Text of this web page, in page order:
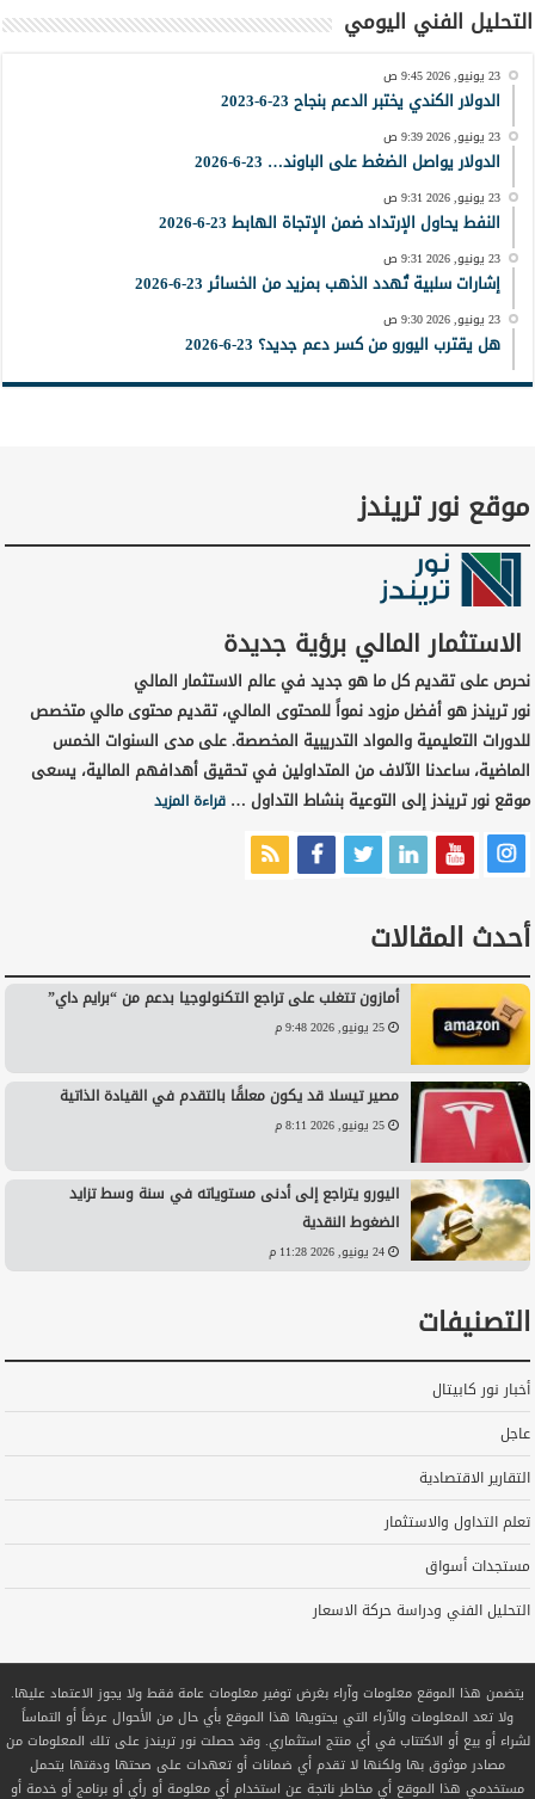
التحليل الفني اليومي
23 يونيو, 2026 9:45 ص
الدولار الكندي يختبر الدعم بنجاح 23-6-2023
23 يونيو, 2026 9:39 ص
الدولار يواصل الضغط على الباوند… 23-6-2026
23 يونيو, 2026 9:31 ص
النفط يحاول الإرتداد ضمن الإتجاة الهابط 23-6-2026
23 يونيو, 2026 9:31 ص
إشارات سلبية تُهدد الذهب بمزيد من الخسائر 23-6-2026
23 يونيو, 2026 9:30 ص
هل يقترب اليورو من كسر دعم جديد؟ 23-6-2026
موقع نور تريندز
الاستثمار المالي برؤية جديدة
نحرص على تقديم كل ما هو جديد في عالم الاستثمار المالي
نور تريندز هو أفضل مزود نمواً للمحتوى المالي، تقديم محتوى مالي متخصص
للدورات التعليمية والمواد التدريبية المخصصة. على مدى السنوات الخمس
الماضية، ساعدنا الآلاف من المتداولين في تحقيق أهدافهم المالية، يسعى
موقع نور تريندز إلى التوعية بنشاط التداول …قراءة المزيد
أحدث المقالات
أمازون تتغلب على تراجع التكنولوجيا بدعم من “برايم داي”
25 يونيو, 2026 9:48 م
مصير تيسلا قد يكون معلقًا بالتقدم في القيادة الذاتية
25 يونيو, 2026 8:11 م
اليورو يتراجع إلى أدنى مستوياته في سنة وسط تزايد
الضغوط النقدية
24 يونيو, 2026 11:28 م
التصنيفات
أخبار نور كابيتال
عاجل
التقارير الاقتصادية
تعلم التداول والاستثمار
مستجدات أسواق
التحليل الفني ودراسة حركة الاسعار
يتضمن هذا الموقع معلومات وآراء بغرض توفير معلومات عامة فقط ولا يجوز الاعتماد عليها.
ولا تعد المعلومات والآراء التي يحتويها هذا الموقع بأي حال من الأحوال عرضاً أو التماساً
لشراء أو بيع أو الاكتتاب في أي منتج استثماري. وقد حصلت نور تريندز على تلك المعلومات من
مصادر موثوق بها ولكنها لا تقدم أي ضمانات أو تعهدات على صحتها ودقتها يتحمل
مستخدمي هذا الموقع أي مخاطر ناتجة عن استخدام أي معلومة أو رأي أو برنامج أو خدمة أو